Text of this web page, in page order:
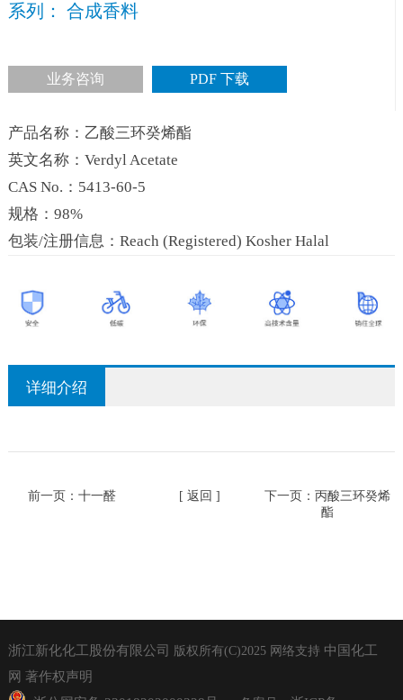
系列： 合成香料
业务咨询 PDF 下载
产品名称：乙酸三环癸烯酯
英文名称：Verdyl Acetate
CAS No.：5413-60-5
规格：98%
包装/注册信息：Reach (Registered) Kosher Halal
详细介绍
前一页： 十一醛 [ 返回 ] 下一页： 丙酸三环癸烯
酯
浙江新化化工股份有限公司 版权所有(C)2025网络支持 中国化工
网 著作权声明